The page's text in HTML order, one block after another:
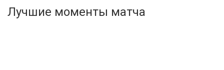
Активировать промокод
Лучшие моменты матча